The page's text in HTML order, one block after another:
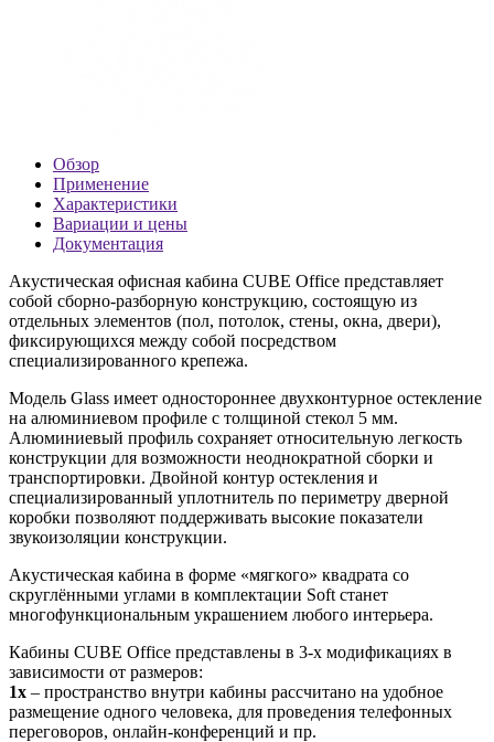
Обзор
Применение
Характеристики
Вариации и цены
Документация
Акустическая офисная кабина CUBE Office представляет
собой сборно-разборную конструкцию, состоящую из
отдельных элементов (пол, потолок, стены, окна, двери),
фиксирующихся между собой посредством
специализированного крепежа.
Модель Glass имеет одностороннее двухконтурное остекление
на алюминиевом профиле с толщиной стекол 5 мм.
Алюминиевый профиль сохраняет относительную легкость
конструкции для возможности неоднократной сборки и
транспортировки. Двойной контур остекления и
специализированный уплотнитель по периметру дверной
коробки позволяют поддерживать высокие показатели
звукоизоляции конструкции.
Акустическая кабина в форме «мягкого» квадрата со
скруглёнными углами в комплектации Soft станет
многофункциональным украшением любого интерьера.
Кабины CUBE Office представлены в 3-х модификациях в
зависимости от размеров:
1x – пространство внутри кабины рассчитано на удобное
размещение одного человека, для проведения телефонных
переговоров, онлайн-конференций и пр.